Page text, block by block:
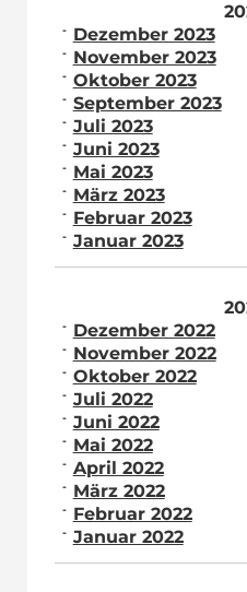
Dezember 2023
November 2023
Oktober 2023
September 2023
Juli 2023
Juni 2023
Mai 2023
März 2023
Februar 2023
Januar 2023
Dezember 2022
November 2022
Oktober 2022
Juli 2022
Juni 2022
Mai 2022
April 2022
März 2022
Februar 2022
Januar 2022